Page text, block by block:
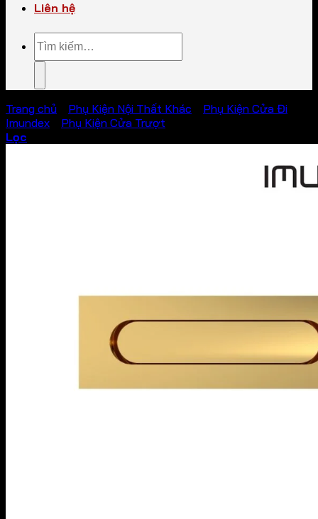
Liên hệ
Tìm
kiếm:
Trang chủ Phụ Kiện Nội Thất Khác
Phụ Kiện Cửa Đi
Imundex
Phụ Kiện Cửa Trượt
Lọc